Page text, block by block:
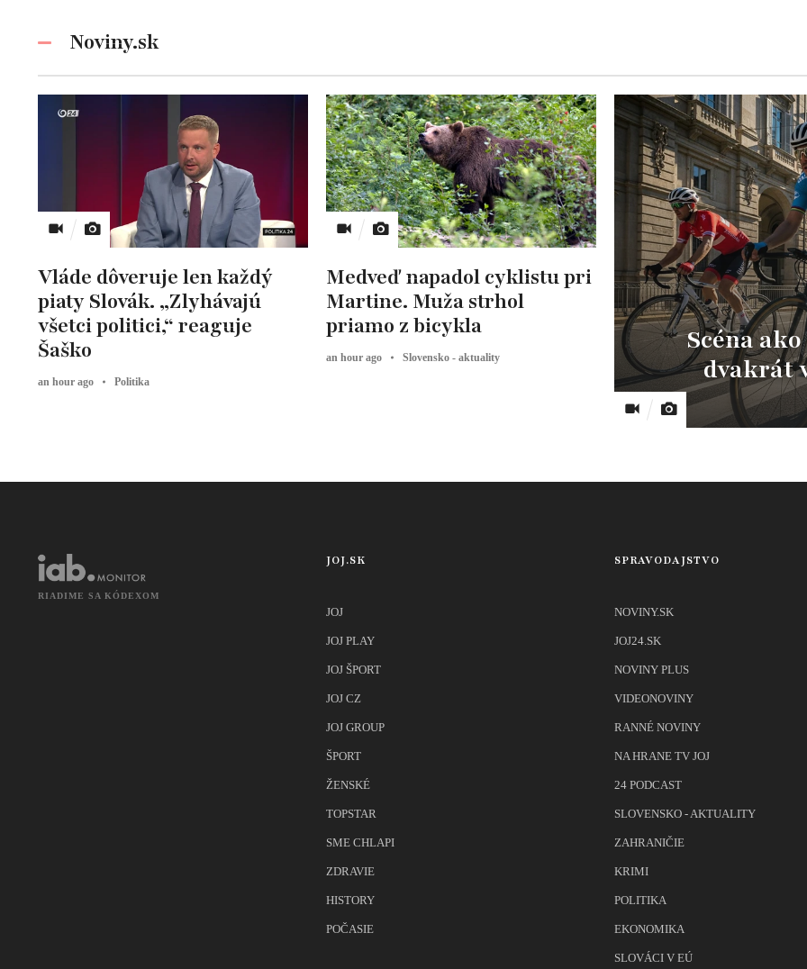
Noviny.sk
Vláde dôveruje len každý
piaty Slovák. „Zlyhávajú
všetci politici,“ reaguje
Šaško
an hour ago Politika
Medveď napadol cyklistu pri
Martine. Muža strhol
priamo z bicykla
an hour ago Slovensko - aktuality
Scéna
dvakrát
RIADIME SA KÓDEXOM
JOJ.SK
JOJ
JOJ PLAY
JOJ ŠPORT
JOJ CZ
JOJ GROUP
ŠPORT
ŽENSKÉ
TOPSTAR
SME CHLAPI
ZDRAVIE
HISTORY
POČASIE
SPRAVODAJSTVO
NOVINY.SK
JOJ24.SK
NOVINY PLUS
VIDEONOVINY
RANNÉ NOVINY
NA HRANE TV JOJ
24 PODCAST
SLOVENSKO - AKTUALITY
ZAHRANIČIE
KRIMI
POLITIKA
EKONOMIKA
SLOVÁCI V EÚ